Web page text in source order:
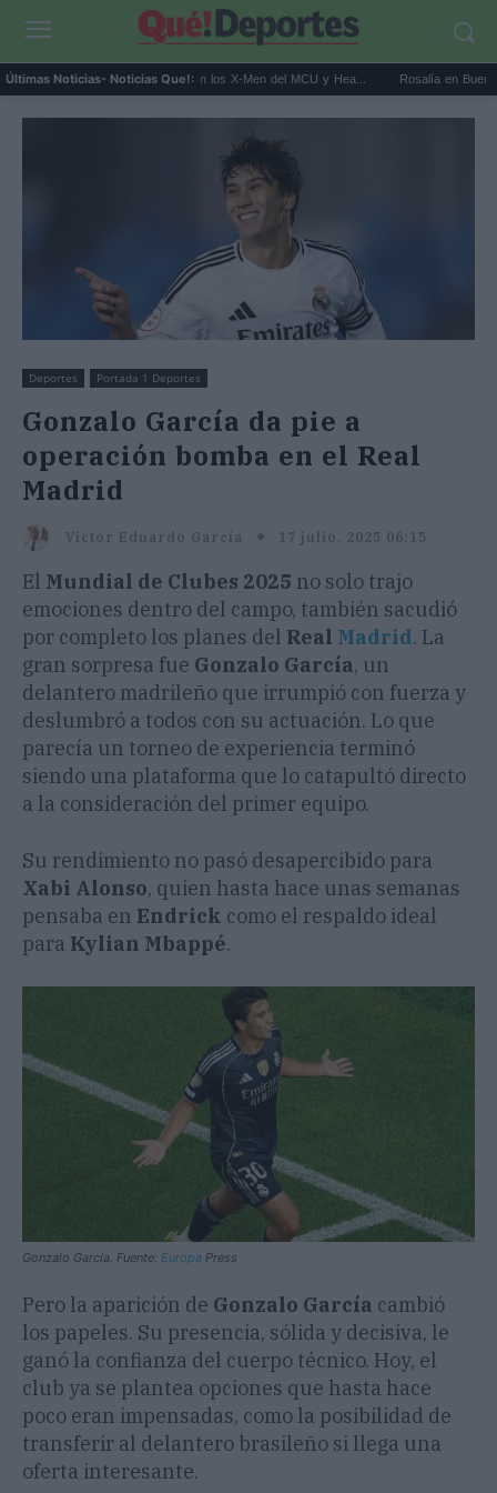
Últimas Noticias- Noticias Que!:
Kit Connor será Cíclope en los X-Men del MCU y Hea... Rosalía en Buenos
Deportes Portada 1 Deportes
Gonzalo García da pie a
operación bomba en el Real
Madrid
Victor Eduardo García 17 julio, 2025 06:15
El Mundial de Clubes 2025 no solo trajo
emociones dentro del campo, también sacudió
por completo los planes del Real Madrid. La
gran sorpresa fue Gonzalo García, un
delantero madrileño que irrumpió con fuerza y
deslumbró a todos con su actuación. Lo que
parecía un torneo de experiencia terminó
siendo una plataforma que lo catapultó directo
a la consideración del primer equipo.
Su rendimiento no pasó desapercibido para
Xabi Alonso, quien hasta hace unas semanas
pensaba en Endrick como el respaldo ideal
para Kylian Mbappé.
Gonzalo García. Fuente: Europa Press
Pero la aparición de Gonzalo García cambió
los papeles. Su presencia, sólida y decisiva, le
ganó la confianza del cuerpo técnico. Hoy, el
club ya se plantea opciones que hasta hace
poco eran impensadas, como la posibilidad de
transferir al delantero brasileño si llega una
oferta interesante.